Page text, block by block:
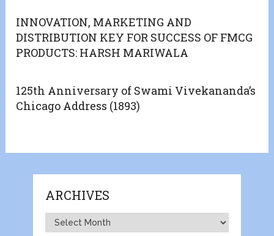
INNOVATION, MARKETING AND
DISTRIBUTION KEY FOR SUCCESS OF FMCG
PRODUCTS: HARSH MARIWALA
125th Anniversary of Swami Vivekananda’s
Chicago Address (1893)
ARCHIVES
Archives